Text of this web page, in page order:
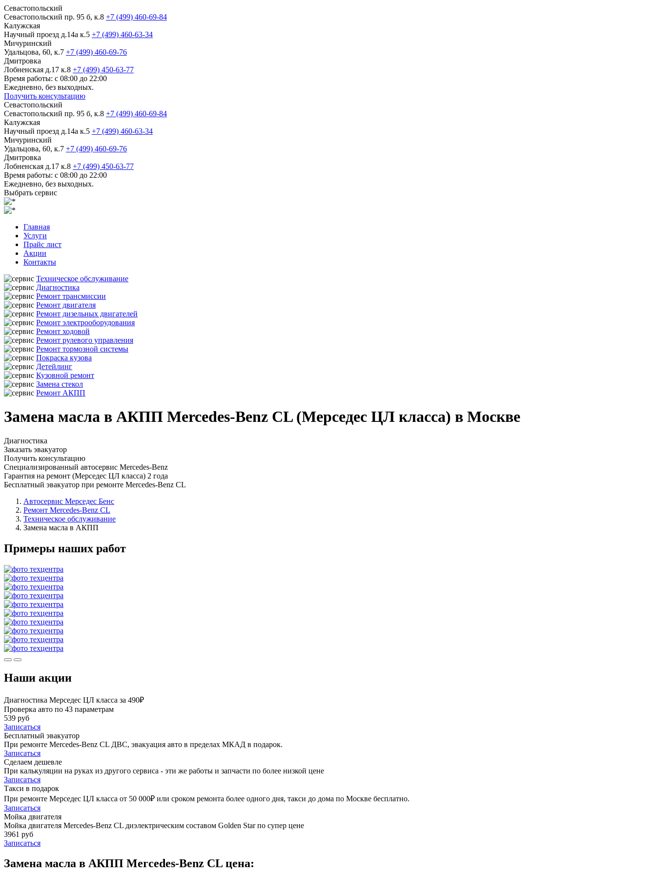
Севастопольский
Севастопольский пр. 95 б, к.8 +7 (499) 460-69-84
Калужская
Научный проезд д.14а к.5 +7 (499) 460-63-34
Мичуринский
Удальцова, 60, к.7 +7 (499) 460-69-76
Дмитровка
Лобненская д.17 к.8 +7 (499) 450-63-77
Время работы: с 08:00 до 22:00
Ежедневно, без выходных.
Получить консультацию
Севастопольский
Севастопольский пр. 95 б, к.8 +7 (499) 460-69-84
Калужская
Научный проезд д.14а к.5 +7 (499) 460-63-34
Мичуринский
Удальцова, 60, к.7 +7 (499) 460-69-76
Дмитровка
Лобненская д.17 к.8 +7 (499) 450-63-77
Время работы: с 08:00 до 22:00
Ежедневно, без выходных.
Выбрать сервис
Главная
Услуги
Прайс лист
Акции
Контакты
Техническое обслуживание
Диагностика
Ремонт трансмиссии
Ремонт двигателя
Ремонт дизельных двигателей
Ремонт электрооборудования
Ремонт ходовой
Ремонт рулевого управления
Ремонт тормозной системы
Покраска кузова
Детейлинг
Кузовной ремонт
Замена стекол
Ремонт АКПП
Замена масла в АКПП Mercedes-Benz CL (Мерседес ЦЛ класса) в Москве
Диагностика
Заказать эвакуатор
Получить консультацию
Специализированный автосервис Mercedes-Benz
Гарантия на ремонт (Мерседес ЦЛ класса) 2 года
Бесплатный эвакуатор при ремонте Mercedes-Benz CL
Автосервис Мерседес Бенс
Ремонт Mercedes-Benz CL
Техническое обслуживание
Замена масла в АКПП
Примеры наших работ
Наши акции
Диагностика Мерседес ЦЛ класса за 490₽
Проверка авто по 43 параметрам
539 руб
Записаться
Бесплатный эвакуатор
При ремонте Mercedes-Benz CL ДВС, эвакуация авто в пределах МКАД в подарок.
Записаться
Сделаем дешевле
При калькуляции на руках из другого сервиса - эти же работы и запчасти по более низкой цене
Записаться
Такси в подарок
При ремонте Мерседес ЦЛ класса от 50 000₽ или сроком ремонта более одного дня, такси до дома по Москве бесплатно.
Записаться
Мойка двигателя
Мойка двигателя Mercedes-Benz CL диэлектрическим составом Golden Star по супер цене
3961 руб
Записаться
Замена масла в АКПП Mercedes-Benz CL цена: